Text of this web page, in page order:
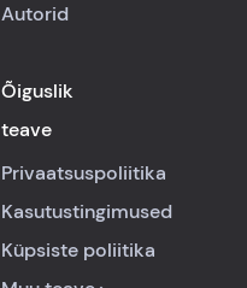
Autorid
Õiguslik
teave
Privaatsuspoliitika
Kasutustingimused
Küpsiste poliitika